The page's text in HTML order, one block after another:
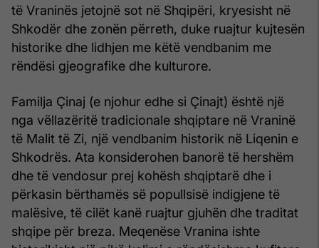
të Vraninës jetojnë sot në Shqipëri, kryesisht në
Shkodër dhe zonën përreth, duke ruajtur kujtesën
historike dhe lidhjen me këtë vendbanim me
rëndësi gjeografike dhe kulturore.
Familja Çinaj (e njohur edhe si Çinajt) është një
nga vëllazëritë tradicionale shqiptare në Vraninë
të Malit të Zi, një vendbanim historik në Liqenin e
Shkodrës. Ata konsiderohen banorë të hershëm
dhe të vendosur prej kohësh shqiptarë dhe i
përkasin bërthamës së popullsisë indigjene të
malësive, të cilët kanë ruajtur gjuhën dhe traditat
shqipe për breza. Meqenëse Vranina ishte